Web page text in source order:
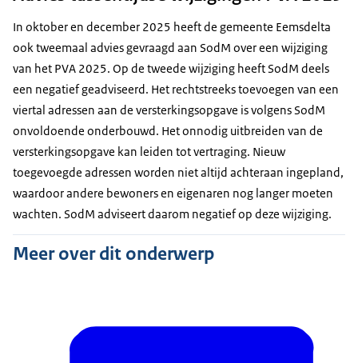
In oktober en december 2025 heeft de gemeente Eemsdelta
ook tweemaal advies gevraagd aan SodM over een wijziging
van het PVA 2025. Op de tweede wijziging heeft SodM deels
een negatief geadviseerd. Het rechtstreeks toevoegen van een
viertal adressen aan de versterkingsopgave is volgens SodM
onvoldoende onderbouwd. Het onnodig uitbreiden van de
versterkingsopgave kan leiden tot vertraging. Nieuw
toegevoegde adressen worden niet altijd achteraan ingepland,
waardoor andere bewoners en eigenaren nog langer moeten
wachten. SodM adviseert daarom negatief op deze wijziging.
Meer over dit onderwerp